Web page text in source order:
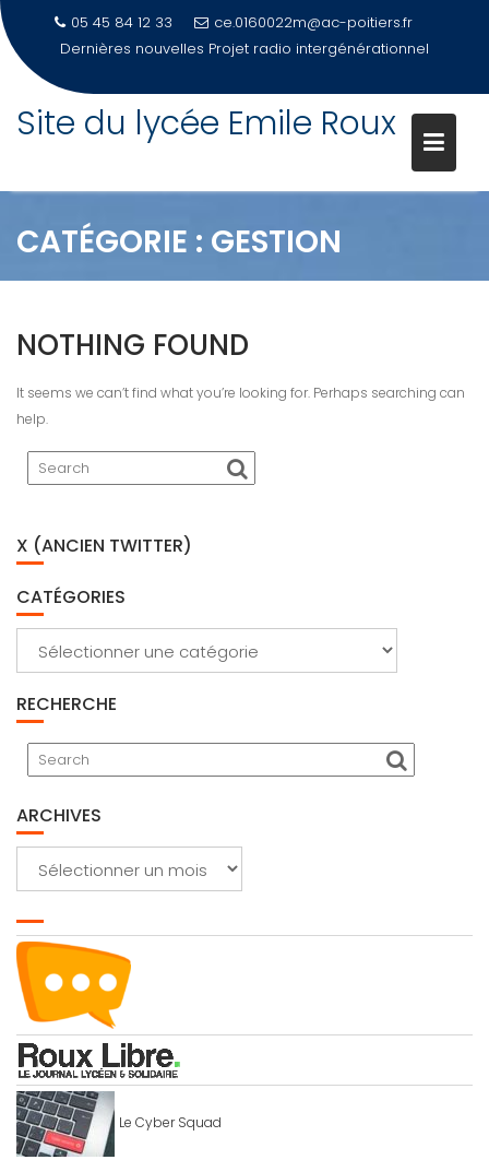
Skip
05 45 84 12 33
ce.0160022m@ac-poitiers.fr
Dernières nouvelles Projet radio intergénérationnel
Site du lycée Emile Roux
CATÉGORIE : GESTION
NOTHING FOUND
It seems we can’t find what you’re looking for. Perhaps searching can
help.
X (ANCIEN TWITTER)
CATÉGORIES
RECHERCHE
ARCHIVES
Le Cyber Squad